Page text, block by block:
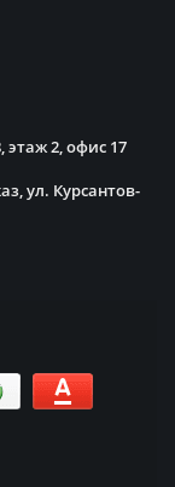
этаж 2, офис 17
ул. Курсантов-